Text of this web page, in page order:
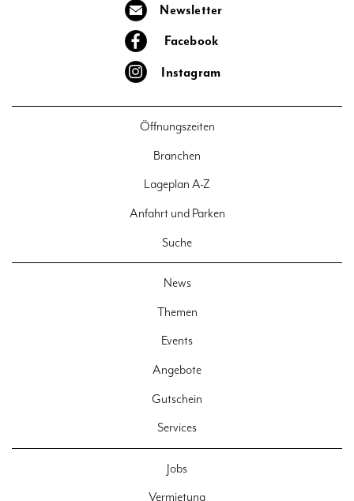
Newsletter
Facebook
Instagram
Öffnungszeiten
Branchen
Lageplan A-Z
Anfahrt und Parken
Suche
News
Themen
Events
Angebote
Gutschein
Services
Jobs
Vermietung